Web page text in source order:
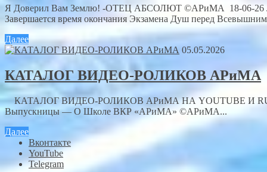
Я Доверил Вам Землю! -ОТЕЦ АБСОЛЮТ ©АРиМА 18-06-26
Завершается время окончания Экзамена Душ перед
Далее
05.05.2026
КАТАЛОГ ВИДЕО-РОЛИКОВ АРиМА
КАТАЛОГ ВИДЕО-РОЛИКОВ АРиМА НА YOUTUBE
Выпускницы — О Школе ВКР «АРиМА» ©АРиМА...
Далее
Вконтакте
YouTube
Telegram